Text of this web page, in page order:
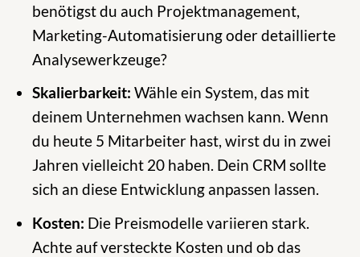
benötigst du auch Projektmanagement,
Marketing-Automatisierung oder detaillierte
Analysewerkzeuge?
Skalierbarkeit: Wähle ein System, das mit
deinem Unternehmen wachsen kann. Wenn
du heute 5 Mitarbeiter hast, wirst du in zwei
Jahren vielleicht 20 haben. Dein CRM sollte
sich an diese Entwicklung anpassen lassen.
Kosten: Die Preismodelle variieren stark.
Achte auf versteckte Kosten und ob das